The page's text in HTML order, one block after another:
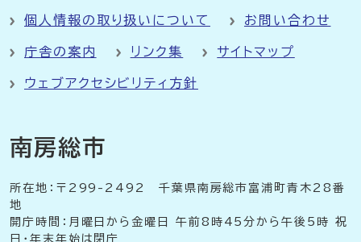
個人情報の取り扱いについて お問い合わせ
庁舎の案内 リンク集 サイトマップ
ウェブアクセシビリティ方針
南房総市
所在地：〒299-2492 千葉県南房総市富浦町青木28番
地
開庁時間：月曜日から金曜日 午前8時45分から午後5時 祝
日・年末年始は閉庁